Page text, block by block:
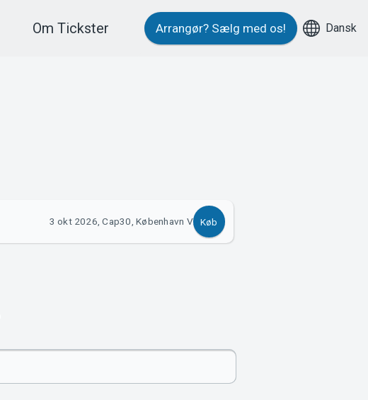
Om Tickster Arrangør? Sælg med os! Dansk
3 okt 2026, Cap30, København V Køb